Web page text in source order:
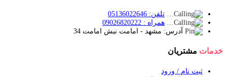
تلفن: 05136022646
همراه : 09026820222
آدرس: مشهد - امامت نبش امامت 34
خدمات مشتریان
ثبت نام / ورود